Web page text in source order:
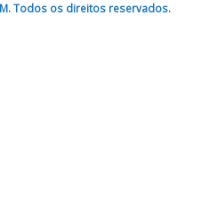
Todos os direitos reservados.